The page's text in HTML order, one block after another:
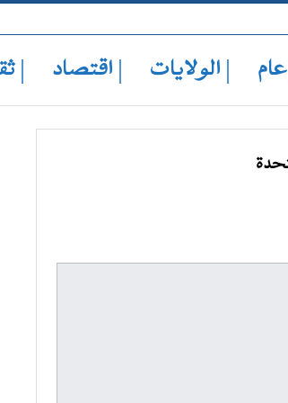
| عام | الولايات | اقتصاد |